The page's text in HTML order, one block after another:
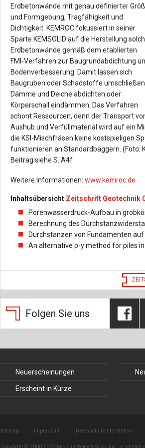
Erdbetonwände mit genau definierter
und Formgebung, Tragfähigkeit und
Dichtigkeit. KEMROC fokussiert in seiner
Sparte KEMSOLID auf die Herstellung
Erdbetonwände gemäß dem etablierten
FMI-Verfahren zur Baugrundabdichtung
Bodenverbesserung. Damit lassen sich
Baugruben oder Schadstoffe
Dämme und Deiche abdichten oder
Körperschall eindämmen. Das Verfahren
schont Ressourcen, denn der Transport
Aushub und Verfüllmaterial wird auf ein
die KSI-Mischfräsen keine kostspieligen
funktionieren an Standardbaggern. (Foto:
Beitrag siehe S. A4f
Weitere Informationen:www.kemroc.de
Inhaltsübersicht Zeitschrift Geotechnik
Porenwasserdruck-Aufbau in
Berechnung des
Durchstanzen von Fundamenten
An alternative p-y method for piles
Folgen Sie uns
Neuerscheinungen
Erscheint in Kürze
Sitemap Impressum Datenschutzinformation
Copyright © 2000-2026 by John Wiley & Sons, Inc., or related